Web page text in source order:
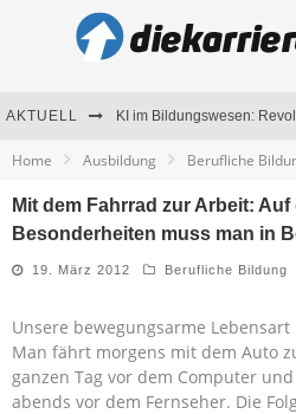
AKTUELL
Home Ausbildung Berufliche
Mit dem Fahrrad zur Arbeit: Auf
Besonderheiten muss man in
19. März 2012 Berufliche Bildung
Unsere bewegungsarme
Man fährt morgens mit dem Auto
ganzen Tag vor dem Computer
abends vor dem Fernseher. Die